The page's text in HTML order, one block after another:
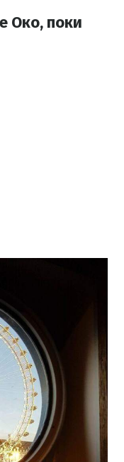
Око, поки